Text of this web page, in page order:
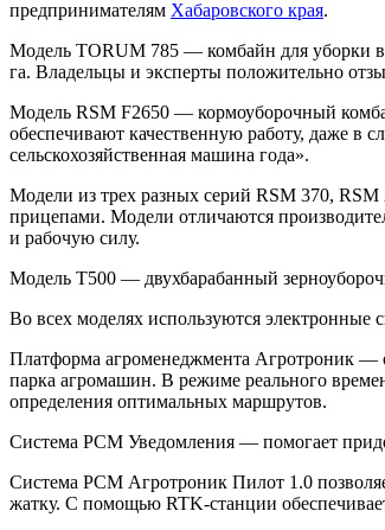
предпринимателям Хабаровского края.
Модель TORUM 785 — комбайн для уборки
га. Владельцы и эксперты положительно
Модель RSM F2650 — кормоуборочный
обеспечивают качественную работу, даже в
сельскохозяйственная машина года».
Модели из трех разных серий RSM 370,
прицепами. Модели отличаются
и рабочую силу.
Модель Т500 — двухбарабанный
Во всех моделях используются электронные
Платформа агроменеджмента Агротроник —
парка агромашин. В режиме реального
определения оптимальных маршрутов.
Система РСМ Уведомления — помогает
Система РСМ Агротроник Пилот 1.0
жатку. С помощью RTK-станции